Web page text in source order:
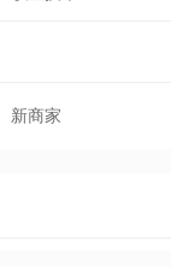
新商家